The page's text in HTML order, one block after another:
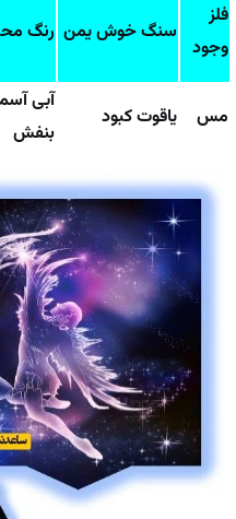
فلز
وجود
سنگ خوش یمن رنگ
مس یاقوت کبود
آبی
بنفش